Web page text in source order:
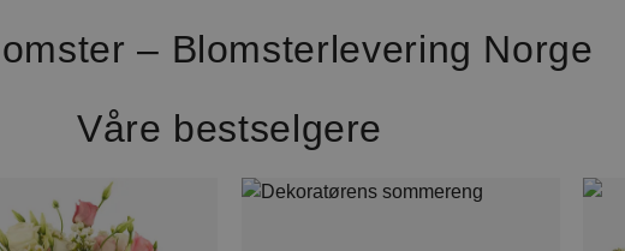
– Blomsterlevering Norge
Våre bestselgere